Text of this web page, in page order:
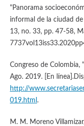
"Panorama
informal de la ciudad
13, no. 33, pp. 47-58,
Congreso de Colombia,
Ago. 2019. [En
http://
019.html .
M. M. Moreno